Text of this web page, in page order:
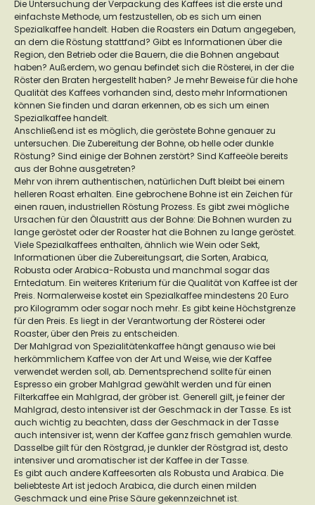
Die Untersuchung der Verpackung des Kaffees ist die erste und
einfachste Methode, um festzustellen, ob es sich um einen
Spezialkaffee handelt. Haben die Roasters ein Datum angegeben,
an dem die Röstung stattfand? Gibt es Informationen über die
Region, den Betrieb oder die Bauern, die die Bohnen angebaut
haben? Außerdem, wo genau befindet sich die Rösterei, in der die
Röster den Braten hergestellt haben? Je mehr Beweise für die hohe
Qualität des Kaffees vorhanden sind, desto mehr Informationen
können Sie finden und daran erkennen, ob es sich um einen
Spezialkaffee handelt.
Anschließend ist es möglich, die geröstete Bohne genauer zu
untersuchen. Die Zubereitung der Bohne, ob helle oder dunkle
Röstung? Sind einige der Bohnen zerstört? Sind Kaffeeöle bereits
aus der Bohne ausgetreten?
Mehr von ihrem authentischen, natürlichen Duft bleibt bei einem
helleren Roast erhalten. Eine gebrochene Bohne ist ein Zeichen für
einen rauen, industriellen Röstung Prozess. Es gibt zwei mögliche
Ursachen für den Ölaustritt aus der Bohne: Die Bohnen wurden zu
lange geröstet oder der Roaster hat die Bohnen zu lange geröstet.
Viele Spezialkaffees enthalten, ähnlich wie Wein oder Sekt,
Informationen über die Zubereitungsart, die Sorten, Arabica,
Robusta oder Arabica-Robusta und manchmal sogar das
Erntedatum. Ein weiteres Kriterium für die Qualität von Kaffee ist der
Preis. Normalerweise kostet ein Spezialkaffee mindestens 20 Euro
pro Kilogramm oder sogar noch mehr. Es gibt keine Höchstgrenze
für den Preis. Es liegt in der Verantwortung der Rösterei oder
Roaster, über den Preis zu entscheiden.
Der Mahlgrad von Spezialitätenkaffee hängt genauso wie bei
herkömmlichem Kaffee von der Art und Weise, wie der Kaffee
verwendet werden soll, ab. Dementsprechend sollte für einen
Espresso ein grober Mahlgrad gewählt werden und für einen
Filterkaffee ein Mahlgrad, der gröber ist. Generell gilt, je feiner der
Mahlgrad, desto intensiver ist der Geschmack in der Tasse. Es ist
auch wichtig zu beachten, dass der Geschmack in der Tasse
auch intensiver ist, wenn der Kaffee ganz frisch gemahlen wurde.
Dasselbe gilt für den Röstgrad, je dunkler der Röstgrad ist, desto
intensiver und aromatischer ist der Kaffee in der Tasse.
Es gibt auch andere Kaffeesorten als Robusta und Arabica. Die
beliebteste Art ist jedoch Arabica, die durch einen milden
Geschmack und eine Prise Säure gekennzeichnet ist.